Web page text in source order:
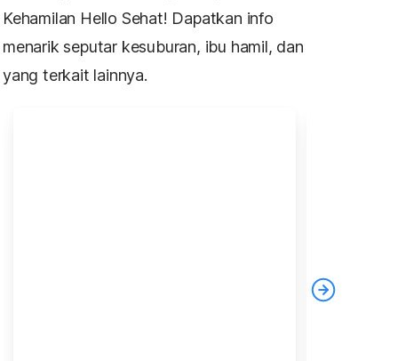
Kehamilan Hello Sehat! Dapatkan info
menarik seputar kesuburan, ibu hamil, dan
yang terkait lainnya.